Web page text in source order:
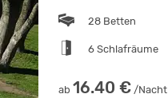
28 Betten
6 Schlafräume
ab 16.40 € /Nacht